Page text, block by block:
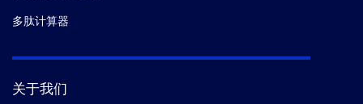
多肽计算器
关于我们